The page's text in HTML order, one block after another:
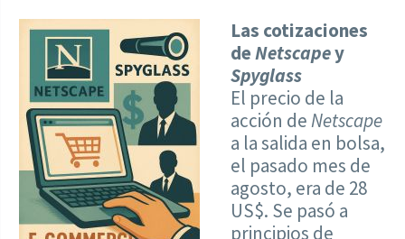
Las cotizaciones
deNetscapey
Spyglass
El precio de la
acción deNetscape
a la salida en bolsa,
el pasado mes de
agosto, era de 28
US$. Se pasó a
principios de